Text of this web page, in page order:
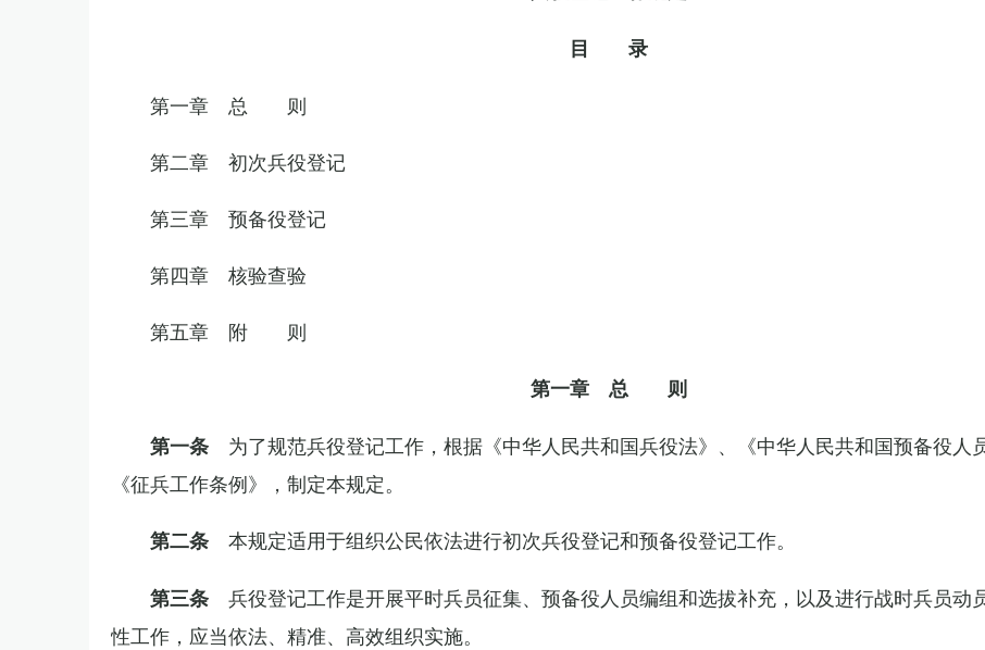
目 录
第一章 总 则
第二章 初次兵役登记
第三章 预备役登记
第四章 核验查验
第五章 附 则
第一章 总 则
第一条 为了规范兵役登记工作，根据《中华人民共和国兵役法》、《中华人民共和国预备役人员
《征兵工作条例》，制定本规定。
第二条 本规定适用于组织公民依法进行初次兵役登记和预备役登记工作。
第三条 兵役登记工作是开展平时兵员征集、预备役人员编组和选拔补充，以及进行战时兵员动
性工作，应当依法、精准、高效组织实施。